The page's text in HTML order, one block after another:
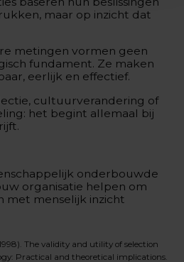
maar op inzicht dat
metingen vormen geen
fundament. Ze maken
eerlijk en effectief.
cultuurverandering of
het begint allemaal bij
onderbouwde
organisatie helpen om
met menselijk inzicht
The validity and utility of selection
Practical and theoretical implications.